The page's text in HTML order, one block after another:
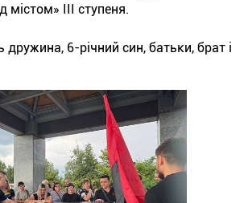
містом» ІІІ ступеня.
6-річний син, батьки, брат і